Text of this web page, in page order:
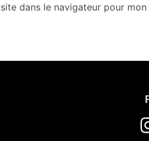
dans le navigateur pour